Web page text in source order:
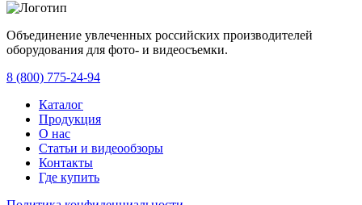
Объединение увлеченных российских производителей
оборудования для фото- и видеосъемки.
8 (800) 775-24-94
Каталог
Продукция
О нас
Статьи и видеообзоры
Контакты
Где купить